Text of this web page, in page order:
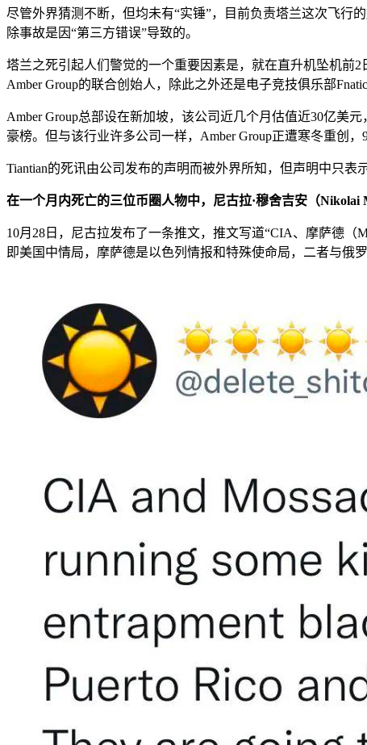
尽管外界猜测不断，但均未有“实锤”，目前负责塔兰这次飞行
除事故是因“第三方错误”导致的。
塔兰之死引起人们警觉的一个重要因素是，就在直升机坠机前2
Amber Group的联合创始人，除此之外还是电子竞技俱乐部
Amber Group总部设在新加坡，该公司近几个月估值近30亿美
豪榜。但与该行业许多公司一样，Amber Group正遭寒冬重创，9
Tiantian的死讯由公司发布的声明而被外界所知，但声明中只表
在一个月内死亡的三位币圈人物中，尼古拉·穆舍吉安（Nikolai
10月28日，尼古拉发布了一条推文，推文写道“CIA、摩萨德
即美国中情局，摩萨德是以色列情报和特殊使命局，二者与俄